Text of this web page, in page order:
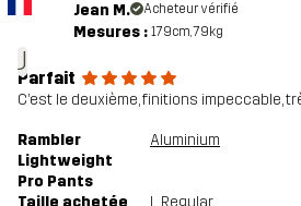
J
Jean M. Acheteur vérifié
Mesures : 179cm, 79kg
Parfait
C’est le deuxième, finitions impeccable,
Rambler
Lightweight
Pro Pants
Aluminium